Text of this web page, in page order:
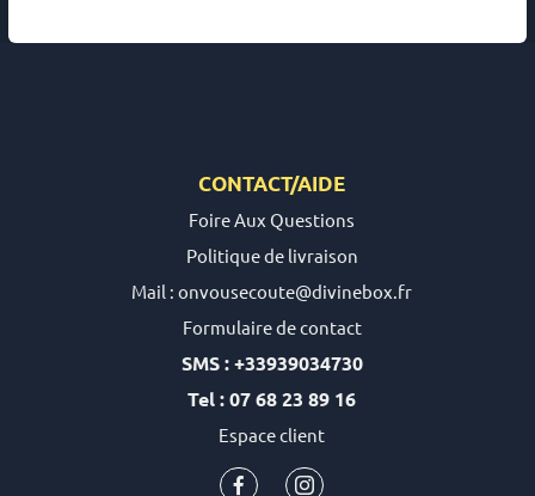
Monastère Sainte-Marie-Madeleine 🇫🇷 (2 pduits)
Soeurs Contemplatives de Saint-Jean 🇫🇷 (1 pduit)
CONTACT/AIDE
Foire Aux Questions
Politique de livraison
Mail : onvousecoute@divinebox.fr
Formulaire de contact
SMS : +33939034730
Tel : 07 68 23 89 16
Espace client